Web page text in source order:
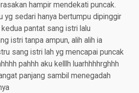
hampir mendekati puncak.
yg sedari hanya bertumpu dipinggir
pantat sang istri lalu
istri tanpa ampun, alih alih ia
sang istri lah yg mencapai puncak
pahhh aku kelllh luarhhhhrghhh
panjang sambil menegadah